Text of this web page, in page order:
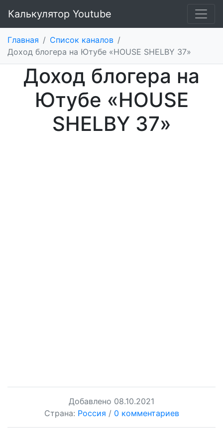
Калькулятор Youtube
Главная / Список каналов /
Доход блогера на Ютубе «HOUSE SHELBY 37»
Доход блогера на
Ютубе «HOUSE
SHELBY 37»
Добавлено 08.10.2021
Страна: Россия / 0 комментариев